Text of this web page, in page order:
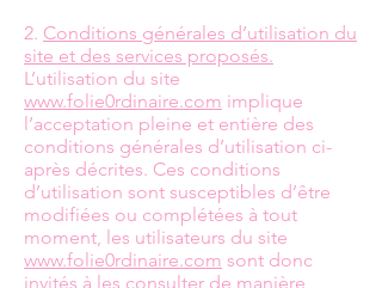
2. Conditions générales d’utilisation du
site et des services proposés.
L’utilisation du site
www.folie0rdinaire.com implique
l’acceptation pleine et entière des
conditions générales d’utilisation ci-
après décrites. Ces conditions
d’utilisation sont susceptibles d’être
modifiées ou complétées à tout
moment, les utilisateurs du site
www.folie0rdinaire.com sont donc
invités à les consulter de manière